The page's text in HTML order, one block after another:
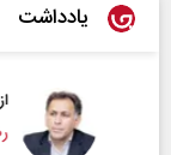
یادداشت
از
رضا